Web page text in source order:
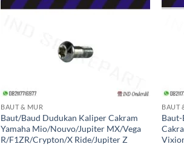
BAUT & MUR
Baut/Baud Dudukan Kaliper Cakram
Yamaha Mio/Nouvo/Jupiter MX/Vega
R/F1ZR/Crypton/X Ride/Jupiter Z
BAUT